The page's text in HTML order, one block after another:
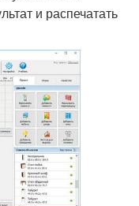
и распечатать